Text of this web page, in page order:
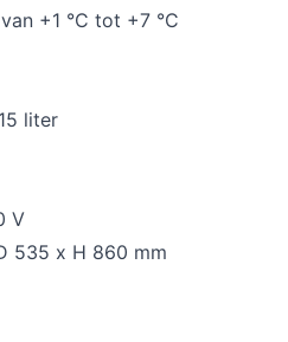
+1 °C tot +7 °C
liter
V
535 x H 860 mm